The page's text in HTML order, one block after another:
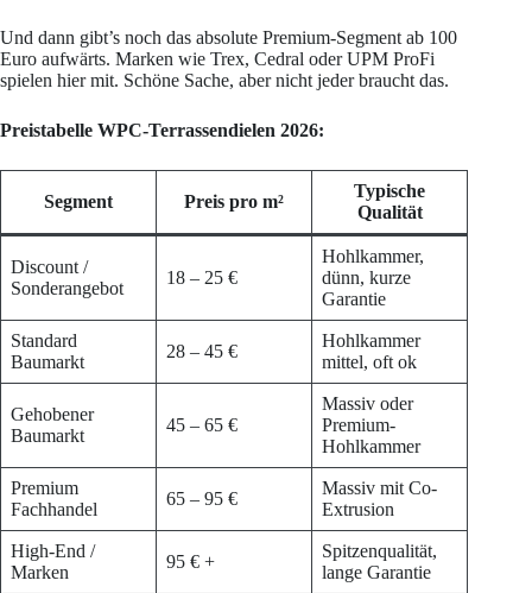
Und dann gibt’s noch das absolute Premium-Segment ab 100
Euro aufwärts. Marken wie Trex, Cedral oder UPM ProFi
spielen hier mit. Schöne Sache, aber nicht jeder braucht das.
Preistabelle WPC-Terrassendielen 2026:
Segment Preis pro m²
Typische
Qualität
Discount /
Sonderangebot
18 – 25 €
Hohlkammer,
dünn, kurze
Garantie
Standard
Baumarkt
28 – 45 €
Hohlkammer
mittel, oft ok
Gehobener
Baumarkt
45 – 65 €
Massiv oder
Premium-
Hohlkammer
Premium
Fachhandel
65 – 95 €
Massiv mit Co-
Extrusion
High-End /
Marken
95 € +
Spitzenqualität,
lange Garantie